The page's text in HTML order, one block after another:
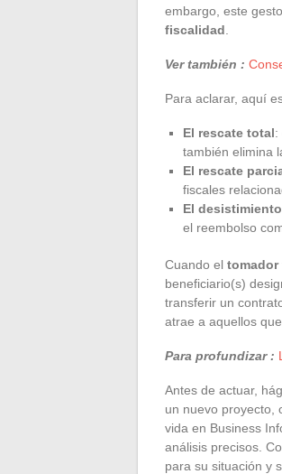
embargo, este
fiscalidad
Ver también :
Para aclarar, aquí
El rescate total:
también elimina
El rescate
fiscales
El desistimiento
el reembolso
Cuando el tomador
beneficiario(s)
transferir un
atrae a aquellos
Para profundizar :
Antes de actuar,
un nuevo proyecto,
vida en Business
análisis precisos.
para su situación y